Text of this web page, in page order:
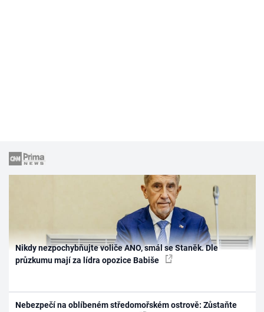
Nikdy nezpochybňujte voliče ANO, smál se Staněk. Dle
průzkumu mají za lídra opozice Babiše
Nebezpečí na oblíbeném středomořském ostrově: Zůstaňte